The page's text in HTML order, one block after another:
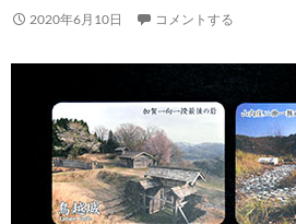
2020年6月10日 コメントする